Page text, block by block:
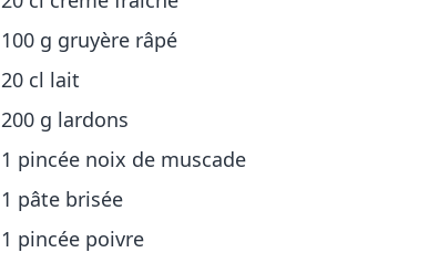
100 g gruyère râpé
20 cl lait
200 g lardons
1 pincée noix de muscade
1 pâte brisée
1 pincée poivre